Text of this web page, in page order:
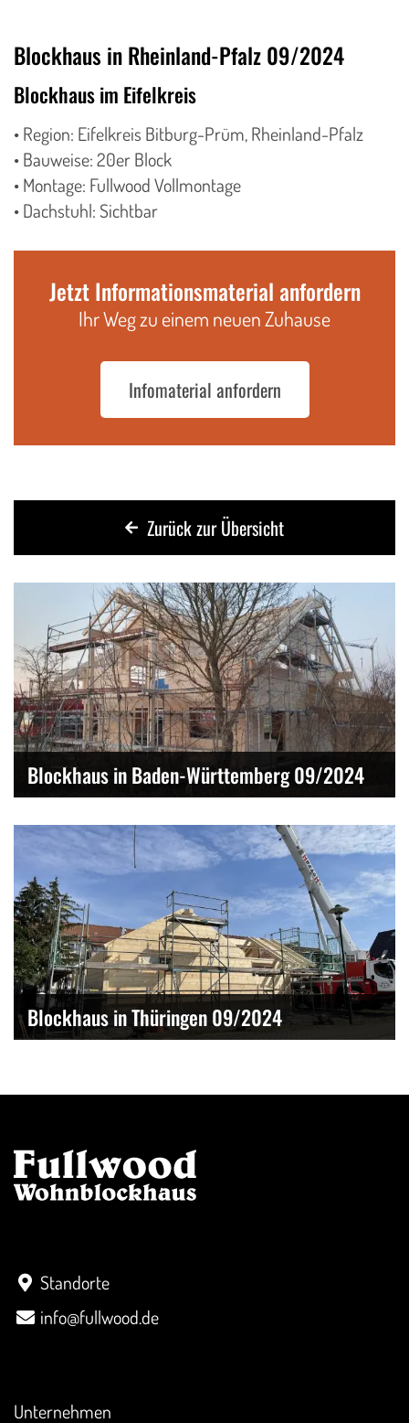
Blockhaus in Rheinland-Pfalz 09/2024
Blockhaus im Eifelkreis
• Region: Eifelkreis Bitburg-Prüm, Rheinland-Pfalz
• Bauweise: 20er Block
• Montage: Fullwood Vollmontage
• Dachstuhl: Sichtbar
Jetzt Informationsmaterial anfordern
Ihr Weg zu einem neuen Zuhause
Infomaterial anfordern
Zurück zur Übersicht
Blockhaus in Baden-Württemberg 09/2024
Blockhaus in Thüringen 09/2024
Standorte
info@fullwood.de
Unternehmen